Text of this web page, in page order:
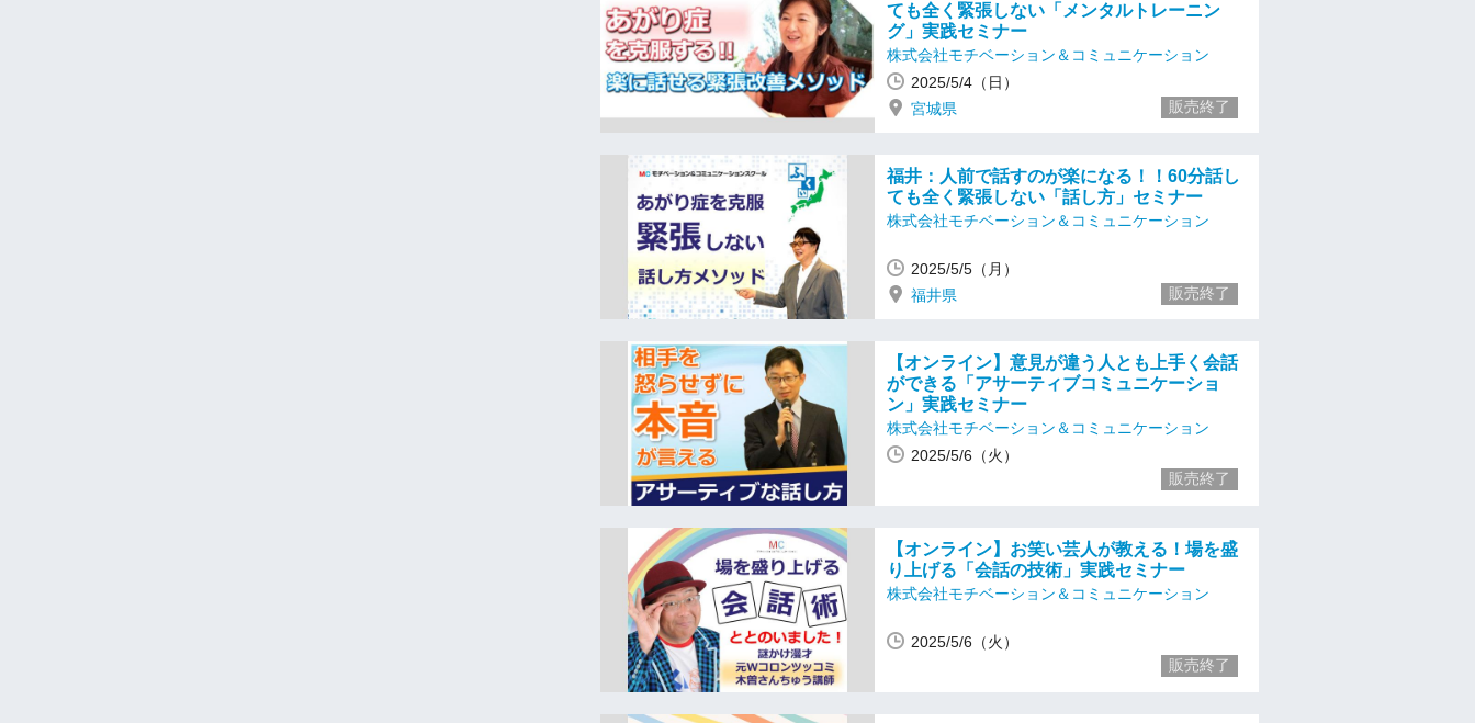
ても全く緊張しない「メンタルトレーニン
グ」実践セミナー
株式会社モチベーション＆コミュニケーション
2025/5/4（日）
宮城県
販売終了
福井：人前で話すのが楽になる！！60分話し
ても全く緊張しない「話し方」セミナー
株式会社モチベーション＆コミュニケーション
2025/5/5（月）
福井県
販売終了
【オンライン】意見が違う人とも上手く会話
ができる「アサーティブコミュニケーショ
ン」実践セミナー
株式会社モチベーション＆コミュニケーション
2025/5/6（火）
販売終了
【オンライン】お笑い芸人が教える！場を盛
り上げる「会話の技術」実践セミナー
株式会社モチベーション＆コミュニケーション
2025/5/6（火）
販売終了